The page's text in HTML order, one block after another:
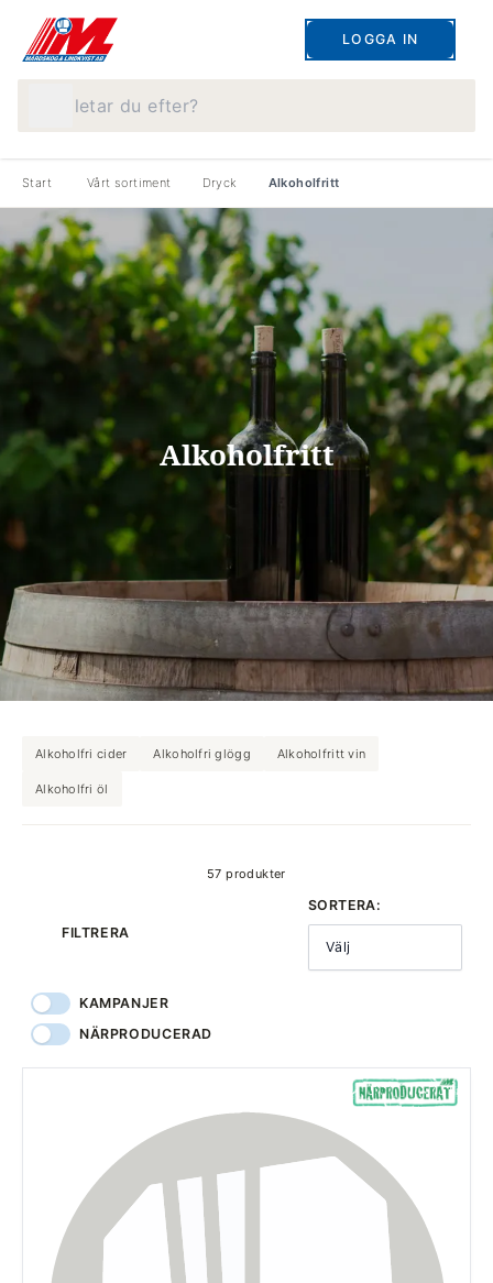
LOGGA IN
Start Vårt sortiment Dryck Alkoholfritt
Alkoholfritt
Alkoholfri cider Alkoholfri glögg Alkoholfritt vin
Alkoholfri öl
57 produkter
FILTRERA
SORTERA:
Välj
KAMPANJER
NÄRPRODUCERAD